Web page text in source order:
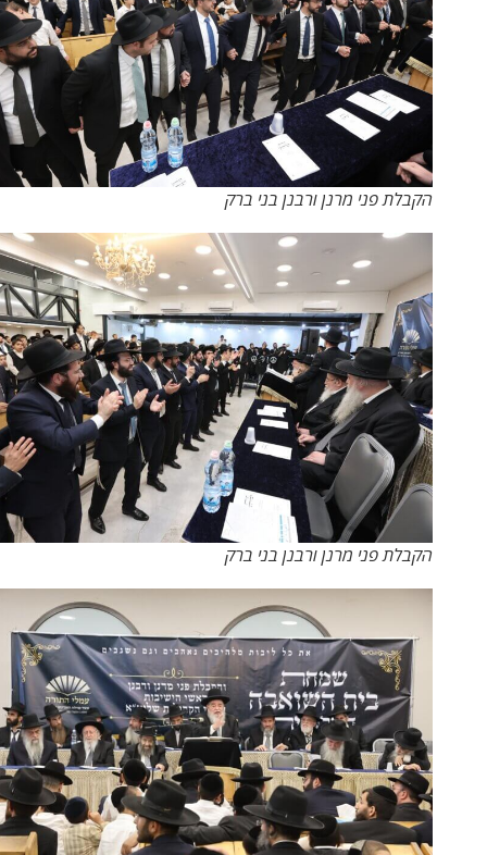
הקבלת פני מרנן ורבנן בני ברק
הקבלת פני מרנן ורבנן בני ברק